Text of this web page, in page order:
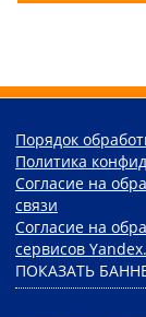
Порядок
Политика
Согласие на
связи
Согласие на
сервисов
ПОКАЗАТЬ